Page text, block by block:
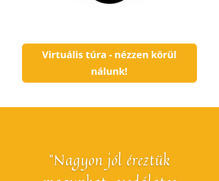
Virtuális túra - nézzen körül
nálunk!
"Nagyon jól éreztük